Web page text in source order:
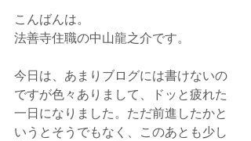
こんばんは。
法善寺住職の中山龍之介です。
今日は、あまりブログには書けないの
ですが色々ありまして、ドッと疲れた
一日になりました。ただ前進したかと
いうとそうでもなく、このあとも少し